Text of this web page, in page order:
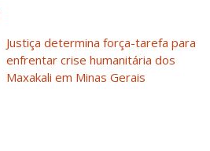
Justiça determina força-tarefa para
enfrentar crise humanitária dos
Maxakali em Minas Gerais